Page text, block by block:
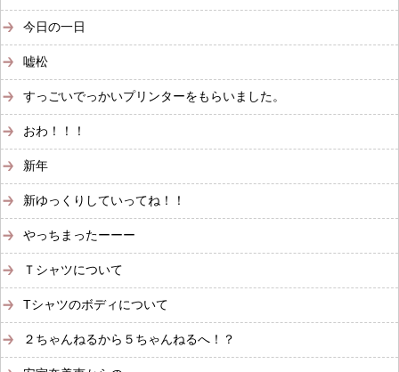
今日の一日
嘘松
すっごいでっかいプリンターをもらいました。
おわ！！！
新年
新ゆっくりしていってね！！
やっちまったーーー
Ｔシャツについて
Tシャツのボディについて
２ちゃんねるから５ちゃんねるへ！？